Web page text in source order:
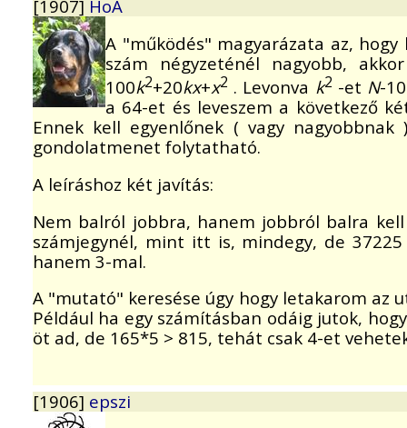
[1907] HoA
A "működés" magyarázata az,
szám négyzeténél nagyobb,
100k2+20kx+x2 . Levonva k2 -et N-
a 64-et és leveszem a következő
Ennek kell egyenlőnek ( vagy
gondolatmenet folytatható.
A leíráshoz két javítás:
Nem balról jobbra, hanem jobbról balra
számjegynél, mint itt is, mindegy, de
hanem 3-mal.
A "mutató" keresése úgy hogy letakarom az
Például ha egy számításban odáig jutok,
öt ad, de 165*5 > 815, tehát csak 4-et
[1906] epszi